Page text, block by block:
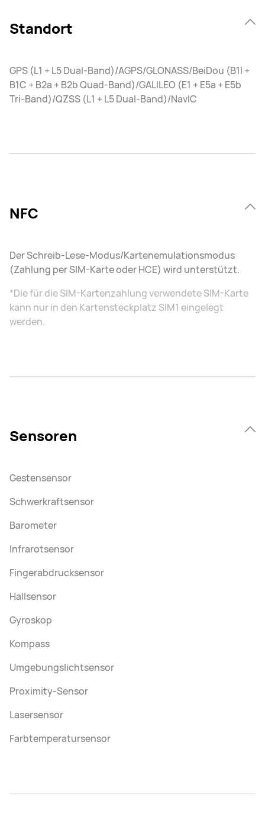
Standort
GPS (L1 + L5 Dual-Band)/AGPS/GLONASS/BeiDou (B1I +
B1C + B2a + B2b Quad-Band)/GALILEO (E1 + E5a + E5b
Tri-Band)/QZSS (L1 + L5 Dual-Band)/NavIC
NFC
Der Schreib-Lese-Modus/Kartenemulationsmodus
(Zahlung per SIM-Karte oder HCE) wird unterstützt.
*Die für die SIM-Kartenzahlung verwendete SIM-Karte
kann nur in den Kartensteckplatz SIM1 eingelegt
werden.
Sensoren
Gestensensor
Schwerkraftsensor
Barometer
Infrarotsensor
Fingerabdrucksensor
Hallsensor
Gyroskop
Kompass
Umgebungslichtsensor
Proximity-Sensor
Lasersensor
Farbtemperatursensor